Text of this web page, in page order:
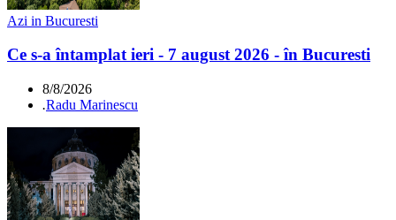
Azi in Bucuresti
Ce s-a întamplat ieri - 7 august 2026 - în Bucuresti
8/8/2026
.Radu Marinescu